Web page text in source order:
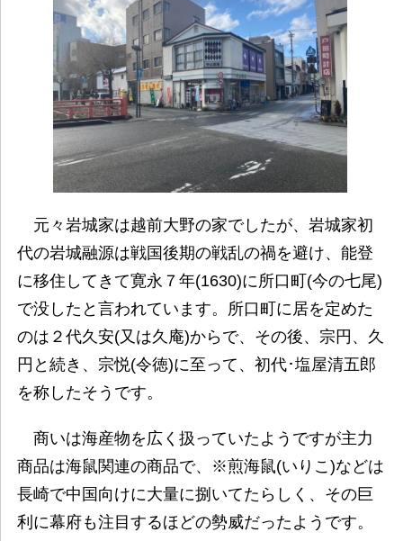
元々岩城家は越前大野の家でしたが、岩城家初
代の岩城融源は戦国後期の戦乱の禍を避け、能登
に移住してきて寛永７年(1630)に所口町(今の七尾)
で没したと言われています。所口町に居を定めた
のは２代久安(又は久庵)からで、その後、宗円、久
円と続き、宗悦(令徳)に至って、初代･塩屋清五郎
を称したそうです。
商いは海産物を広く扱っていたようですが主力
商品は海鼠関連の商品で、※煎海鼠(いりこ)などは
長崎で中国向けに大量に捌いてたらしく、その巨
利に幕府も注目するほどの勢威だったようです。